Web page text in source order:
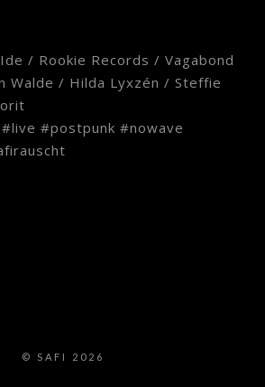
/ Rookie Records / Vagabond
Walde / Hilda Lyxzén / Steffie
#postpunk #nowave
© SAFI 2026